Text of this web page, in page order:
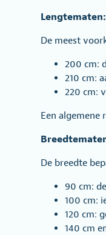
Lengtematen:
De meest
200 cm:
210 cm:
220 cm:
Een algemene
De breedte
90 cm:
100 cm:
120 cm:
140 cm